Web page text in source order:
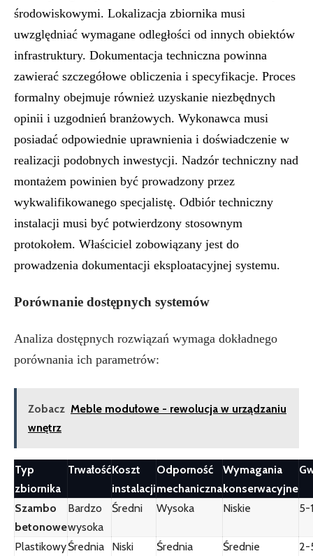
środowiskowymi. Lokalizacja zbiornika musi
uwzględniać wymagane odległości od innych obiektów
infrastruktury. Dokumentacja techniczna powinna
zawierać szczegółowe obliczenia i specyfikacje. Proces
formalny obejmuje również uzyskanie niezbędnych
opinii i uzgodnień branżowych. Wykonawca musi
posiadać odpowiednie uprawnienia i doświadczenie w
realizacji podobnych inwestycji. Nadzór techniczny nad
montażem powinien być prowadzony przez
wykwalifikowanego specjalistę. Odbiór techniczny
instalacji musi być potwierdzony stosownym
protokołem. Właściciel zobowiązany jest do
prowadzenia dokumentacji eksploatacyjnej systemu.
Porównanie dostępnych systemów
Analiza dostępnych rozwiązań wymaga dokładnego
porównania ich parametrów:
Zobacz Meble modułowe - rewolucja w urządzaniu
wnętrz
Typ
zbiornika
TrwałośćKoszt
instalacji
Odporność
mechaniczna
Wymagania
konserwacyjne
Szambo
betonowe
Bardzo
wysoka
Średni Wysoka Niskie 5-
PlastikowyŚrednia Niski Średnia Średnie 2-